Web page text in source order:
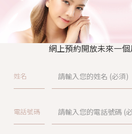
網上預約開放未來一
姓名
電話號碼